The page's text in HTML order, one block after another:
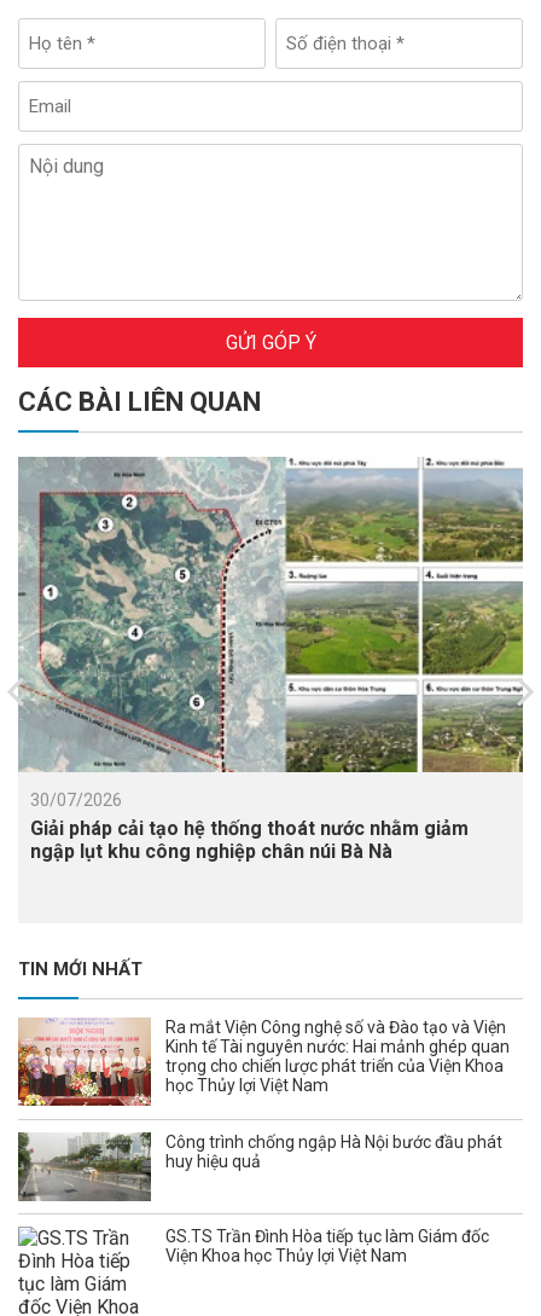
GỬI GÓP Ý
CÁC BÀI LIÊN QUAN
30/07/2026
Giải pháp cải tạo hệ thống thoát nước nhằm giảm
ngập lụt khu công nghiệp chân núi Bà Nà
TIN MỚI NHẤT
Ra mắt Viện Công nghệ số và Đào tạo và Viện
Kinh tế Tài nguyên nước: Hai mảnh ghép quan
trọng cho chiến lược phát triển của Viện Khoa
học Thủy lợi Việt Nam
Công trình chống ngập Hà Nội bước đầu phát
huy hiệu quả
GS.TS Trần Đình Hòa tiếp tục làm Giám đốc
Viện Khoa học Thủy lợi Việt Nam